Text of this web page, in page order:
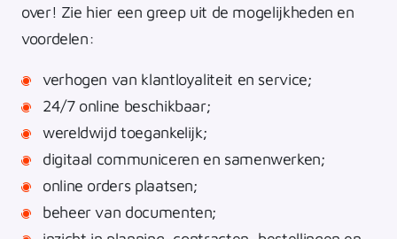
over! Zie hier een greep uit de mogelijkheden en
voordelen:
verhogen van klantloyaliteit en service;
24/7 online beschikbaar;
wereldwijd toegankelijk;
digitaal communiceren en samenwerken;
online orders plaatsen;
beheer van documenten;